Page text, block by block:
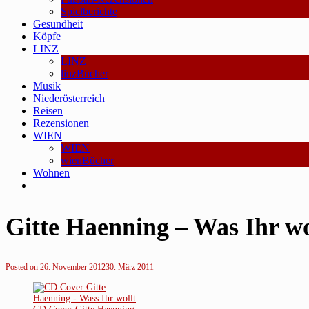
Spielberichte
Gesundheit
Köpfe
LINZ
LINZ
linzBücher
Musik
Niederösterreich
Reisen
Rezensionen
WIEN
WIEN
wienBücher
Wohnen
Gitte Haenning – Was Ihr
Posted on 26. November 201230. März 2011